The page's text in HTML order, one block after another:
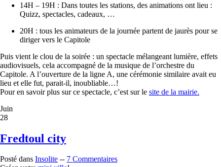
14H – 19H : Dans toutes les stations, des animations ont lieu :
Quizz, spectacles, cadeaux, …
20H : tous les animateurs de la journée partent de jaurès pour se
diriger vers le Capitole
Puis vient le clou de la soirée : un spectacle mélangeant lumière, effets
audiovisuels, cela accompagné de la musique de l’orchestre du
Capitole. A l’ouverture de la ligne A, une cérémonie similaire avait eu
lieu et elle fut, parait-il, inoubliable…!
Pour en savoir plus sur ce spectacle, c’est sur le site de la mairie.
Juin
28
Fredtoul city
Posté dans Insolite -- 7 Commentaires